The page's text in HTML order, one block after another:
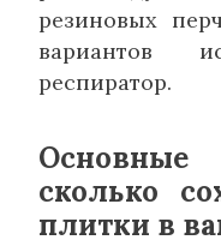
резиновых
вариантов
респиратор.
сколько
плитки в